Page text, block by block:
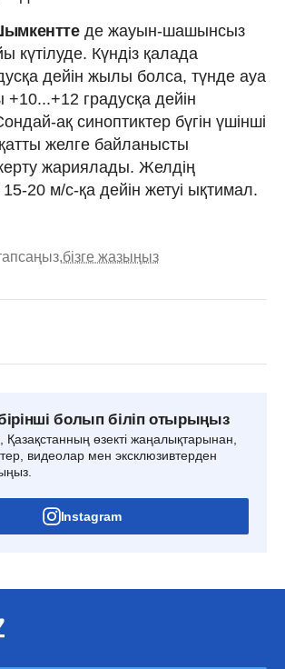
де жауын-шашынсыз
күтілуде. Күндіз қалада
дейін жылы болса, түнде ауа
+10...+12 градусқа дейін
ақ синоптиктер бүгін үшінші
желге байланысты
жариялады. Желдің
20 м/с-қа дейін жетуі ықтимал.
бізге жазыңыз
болып біліп отырыңыз
Қазақстанның өзекті жаңалықтарынан,
видеолар мен эксклюзивтерден
Instagram